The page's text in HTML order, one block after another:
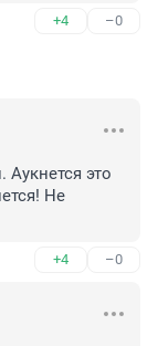
+4 –0
это
Не
+4 –0